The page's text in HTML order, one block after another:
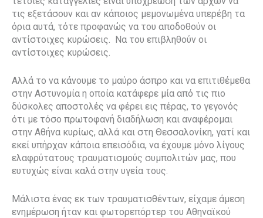
τις εξετάσουν και αν κάποιος μεμονωμένα υπερέβη τα
όρια αυτά, τότε προφανώς να του αποδοθούν οι
αντίστοιχες κυρώσεις. Να του επιβληθούν οι
αντίστοιχες κυρώσεις.
Αλλά το να κάνουμε το μαύρο άσπρο και να επιτιθέμεθα
στην Αστυνομία η οποία κατάφερε μία από τις πιο
δύσκολες αποστολές να φέρει εις πέρας, το γεγονός
ότι με τόσο πρωτοφανή διαδήλωση και αναφέρομαι
στην Αθήνα κυρίως, αλλά και στη Θεσσαλονίκη, γατί και
εκεί υπήρχαν κάποια επεισόδια, να έχουμε μόνο λίγους
ελαφρύτατους τραυματισμούς συμπολιτών μας, που
ευτυχώς είναι καλά στην υγεία τους.
Μάλιστα ένας εκ των τραυματισθέντων, είχαμε άμεση
ενημέρωση ήταν και φωτορεπόρτερ του Αθηναϊκού